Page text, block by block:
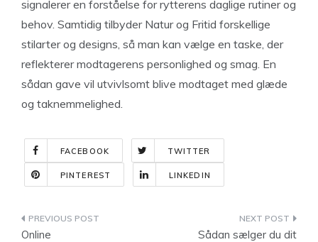
signalerer en forståelse for rytterens daglige rutiner og
behov. Samtidig tilbyder Natur og Fritid forskellige
stilarter og designs, så man kan vælge en taske, der
reflekterer modtagerens personlighed og smag. En
sådan gave vil utvivlsomt blive modtaget med glæde
og taknemmelighed.
FACEBOOK TWITTER
PINTEREST LINKEDIN
Indlægsnavigation
Online
Sådan sælger du dit